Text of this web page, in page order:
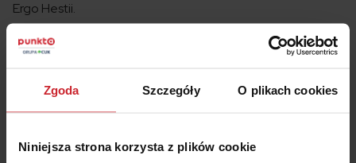
Zgoda Szczegóły O plikach cookies
Niniejsza strona korzysta z plików cookie
Ergo Hestii.
Podsumowanie